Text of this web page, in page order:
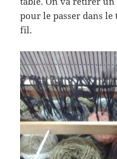
pour le passer dans
fil.